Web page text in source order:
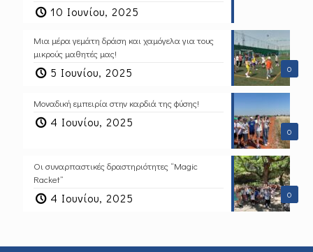
10 Ιουνίου, 2025
0
Μια μέρα γεμάτη δράση και χαμόγελα για τους
μικρούς μαθητές μας!
5 Ιουνίου, 2025
0
Μοναδική εμπειρία στην καρδιά της φύσης!
4 Ιουνίου, 2025
0
Οι συναρπαστικές δραστηριότητες “Magic
Racket”
4 Ιουνίου, 2025